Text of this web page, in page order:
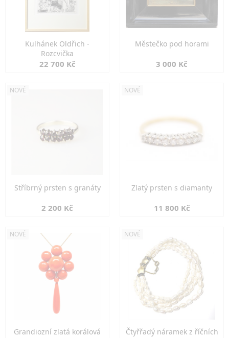
Kulhánek Oldřich -
Rozcvička
22 700 Kč
Městečko pod horami
3 000 Kč
NOVÉ
Stříbrný prsten s granáty
2 200 Kč
NOVÉ
Zlatý prsten s diamanty
11 800 Kč
NOVÉ
Grandiozní zlatá korálová
NOVÉ
Čtyřřadý náramek z říčních